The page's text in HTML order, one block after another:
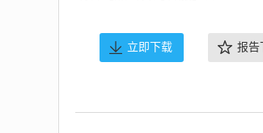
立即下载 报告